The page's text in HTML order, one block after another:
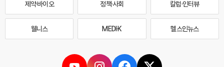
제약·바이오 정책·사회 칼럼·인터뷰
웰니스 MEDI·K 헬스인뉴스